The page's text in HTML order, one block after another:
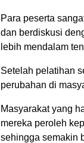
Para peserta
dan berdiskusi
lebih mendalam
Setelah pelatihan
perubahan di
Masyarakat yang
mereka peroleh
sehingga semakin